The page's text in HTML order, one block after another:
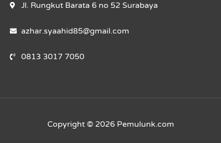
Jl. Rungkut Barata 6 no 52 Surabaya
azhar.syaahid85@gmail.com
0813 3017 7050
Copyright © 2026 Pemulunk.com